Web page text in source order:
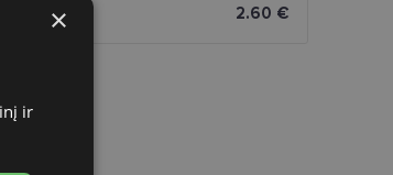
2.60 €
×
ir